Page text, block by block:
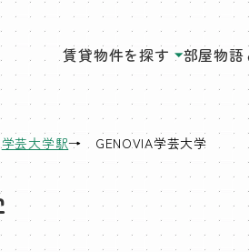
賃貸物件を探す 部屋物語
学芸大学駅 GENOVIA学芸大学